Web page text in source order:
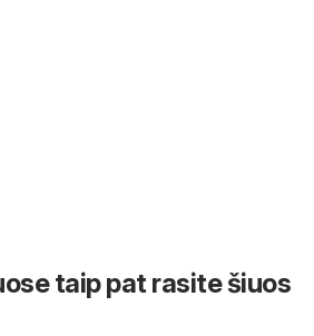
taip pat rasite šiuos